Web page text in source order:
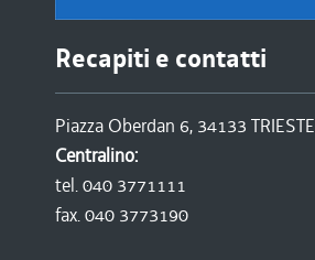
Recapiti e contatti
Piazza Oberdan 6, 34133 TRIESTE
Centralino:
tel. 040 3771111
fax. 040 3773190